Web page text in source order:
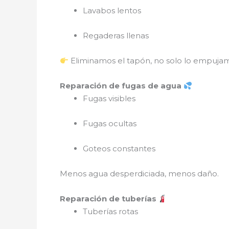
Lavabos lentos
Regaderas llenas
Eliminamos el tapón, no solo lo
Reparación de fugas de agua
Fugas visibles
Fugas ocultas
Goteos constantes
Menos agua desperdiciada, menos daño.
Reparación de tuberías
Tuberías rotas